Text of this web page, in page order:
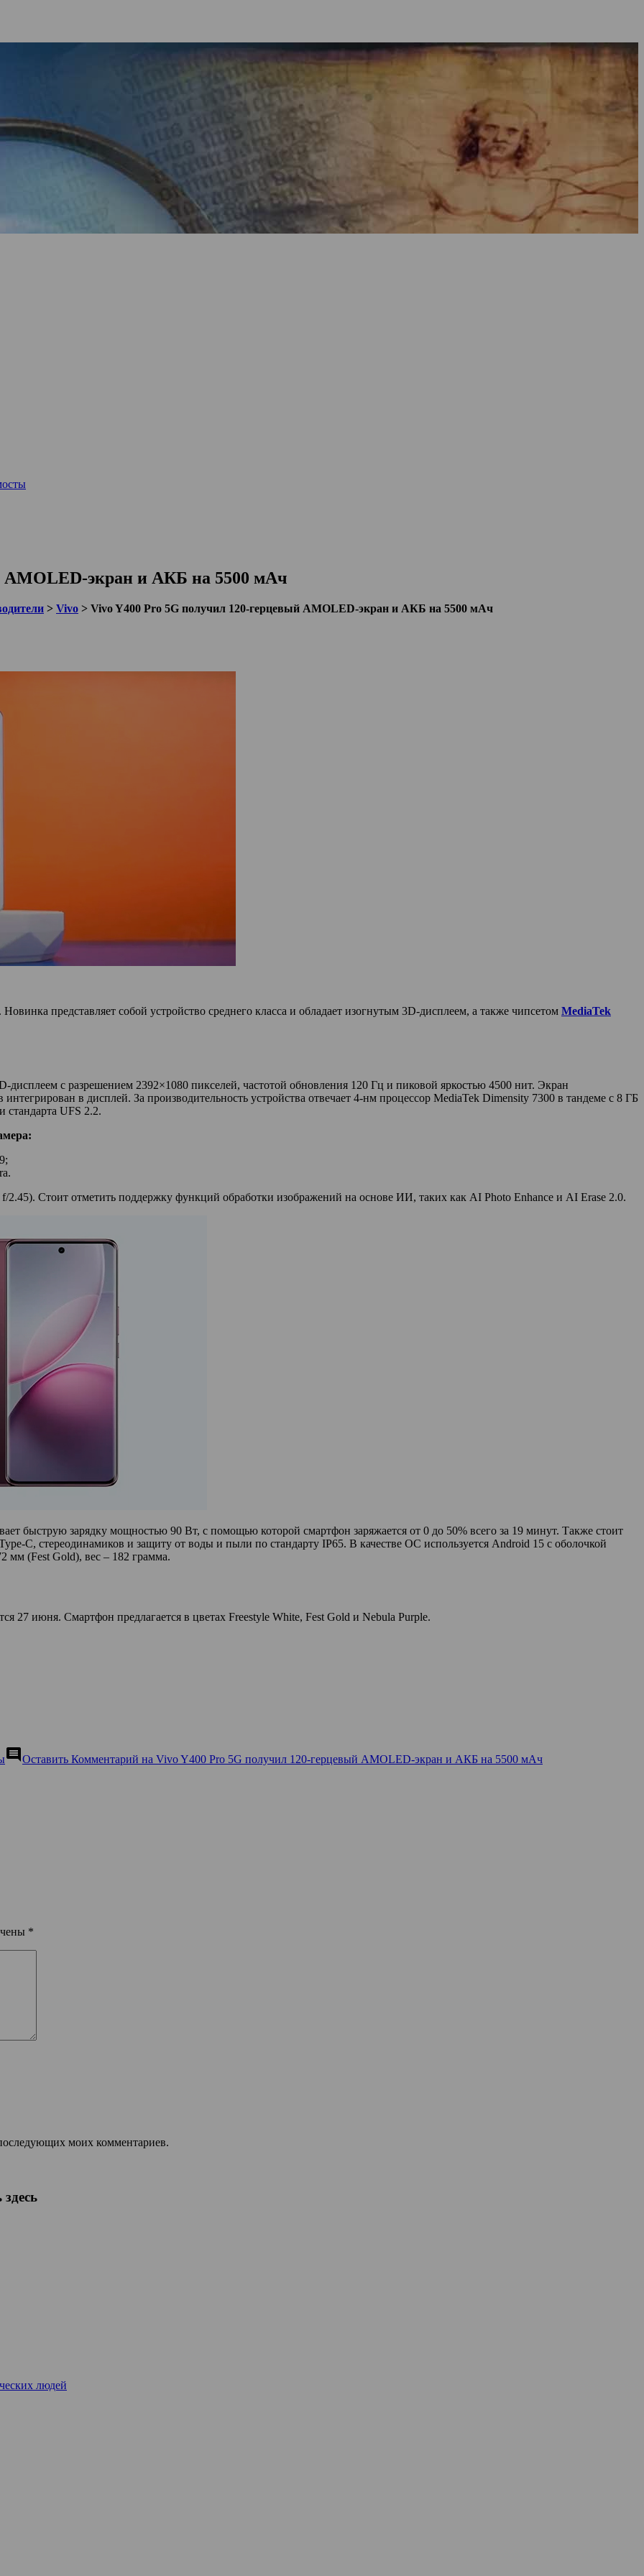
AMOLED-экран и АКБ на 5500 мАч
> Vivo > Vivo Y400 Pro 5G получил 120-герцевый AMOLED-экран и АКБ на 5500 мАч
представляет собой устройство среднего класса и обладает изогнутым 3D-дисплеем, а также чипсетом MediaTek
с разрешением 2392×1080 пикселей, частотой обновления 120 Гц и пиковой яркостью 4500 нит. Экран
в дисплей. За производительность устройства отвечает 4-нм процессор MediaTek Dimensity 7300 в тандеме с 8 ГБ
UFS 2.2.
Стоит отметить поддержку функций обработки изображений на основе ИИ, таких как AI Photo Enhance и AI Erase 2.0.
быструю зарядку мощностью 90 Вт, с помощью которой смартфон заряжается от 0 до 50% всего за 19 минут. Также стоит
C, стереодинамиков и защиту от воды и пыли по стандарту IP65. В качестве ОС используется Android 15 с оболочкой
мм (Fest Gold), вес – 182 грамма.
27 июня. Смартфон предлагается в цветах Freestyle White, Fest Gold и Nebula Purple.
comment Оставить Комментарий на Vivo Y400 Pro 5G получил 120-герцевый AMOLED-экран и АКБ на 5500 мАч
*
моих комментариев.
людей